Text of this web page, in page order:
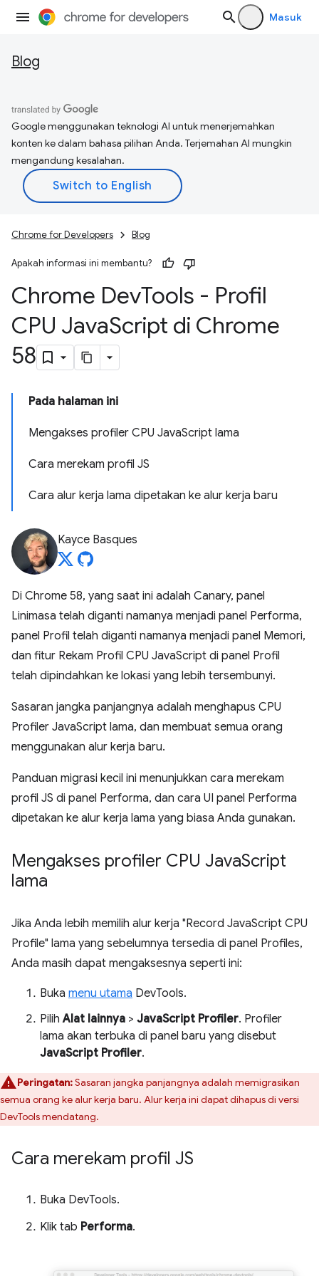
Masuk
Blog
Google menggunakan teknologi AI untuk menerjemahkan
konten ke dalam bahasa pilihan Anda. Terjemahan AI mungkin
mengandung kesalahan.
Chrome for Developers Blog
Apakah informasi ini membantu?
Chrome DevTools - Profil
CPU JavaScript di Chrome
58
Pada halaman ini
Mengakses profiler CPU JavaScript lama
Cara merekam profil JS
Cara alur kerja lama dipetakan ke alur kerja baru
Kayce Basques
Di Chrome 58, yang saat ini adalah Canary, panel
Linimasa telah diganti namanya menjadi panel Performa,
panel Profil telah diganti namanya menjadi panel Memori,
dan fitur Rekam Profil CPU JavaScript di panel Profil
telah dipindahkan ke lokasi yang lebih tersembunyi.
Sasaran jangka panjangnya adalah menghapus CPU
Profiler JavaScript lama, dan membuat semua orang
menggunakan alur kerja baru.
Panduan migrasi kecil ini menunjukkan cara merekam
profil JS di panel Performa, dan cara UI panel Performa
dipetakan ke alur kerja lama yang biasa Anda gunakan.
Mengakses profiler CPU JavaScript
lama
Jika Anda lebih memilih alur kerja "Record JavaScript CPU
Profile" lama yang sebelumnya tersedia di panel Profiles,
Anda masih dapat mengaksesnya seperti ini:
Buka menu utama DevTools.
PilihAlat lainnya > JavaScript Profiler. Profiler
lama akan terbuka di panel baru yang disebut
JavaScript Profiler.
Peringatan:Sasaran jangka panjangnya adalah memigrasikan
semua orang ke alur kerja baru. Alur kerja ini dapat dihapus di versi
DevTools mendatang.
Cara merekam profil JS
Buka DevTools.
Klik tab Performa.